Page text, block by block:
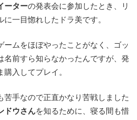
ーターの発表会に参加したとき、リ
に一目惚れしたドラ美です。
ームをほぼやったことがなく、ゴッ
名前すら知らなかったんですが、発
入してプレイ。
苦手なので正直かなり苦戦しました
ドウさんを知るために、寝る間も惜